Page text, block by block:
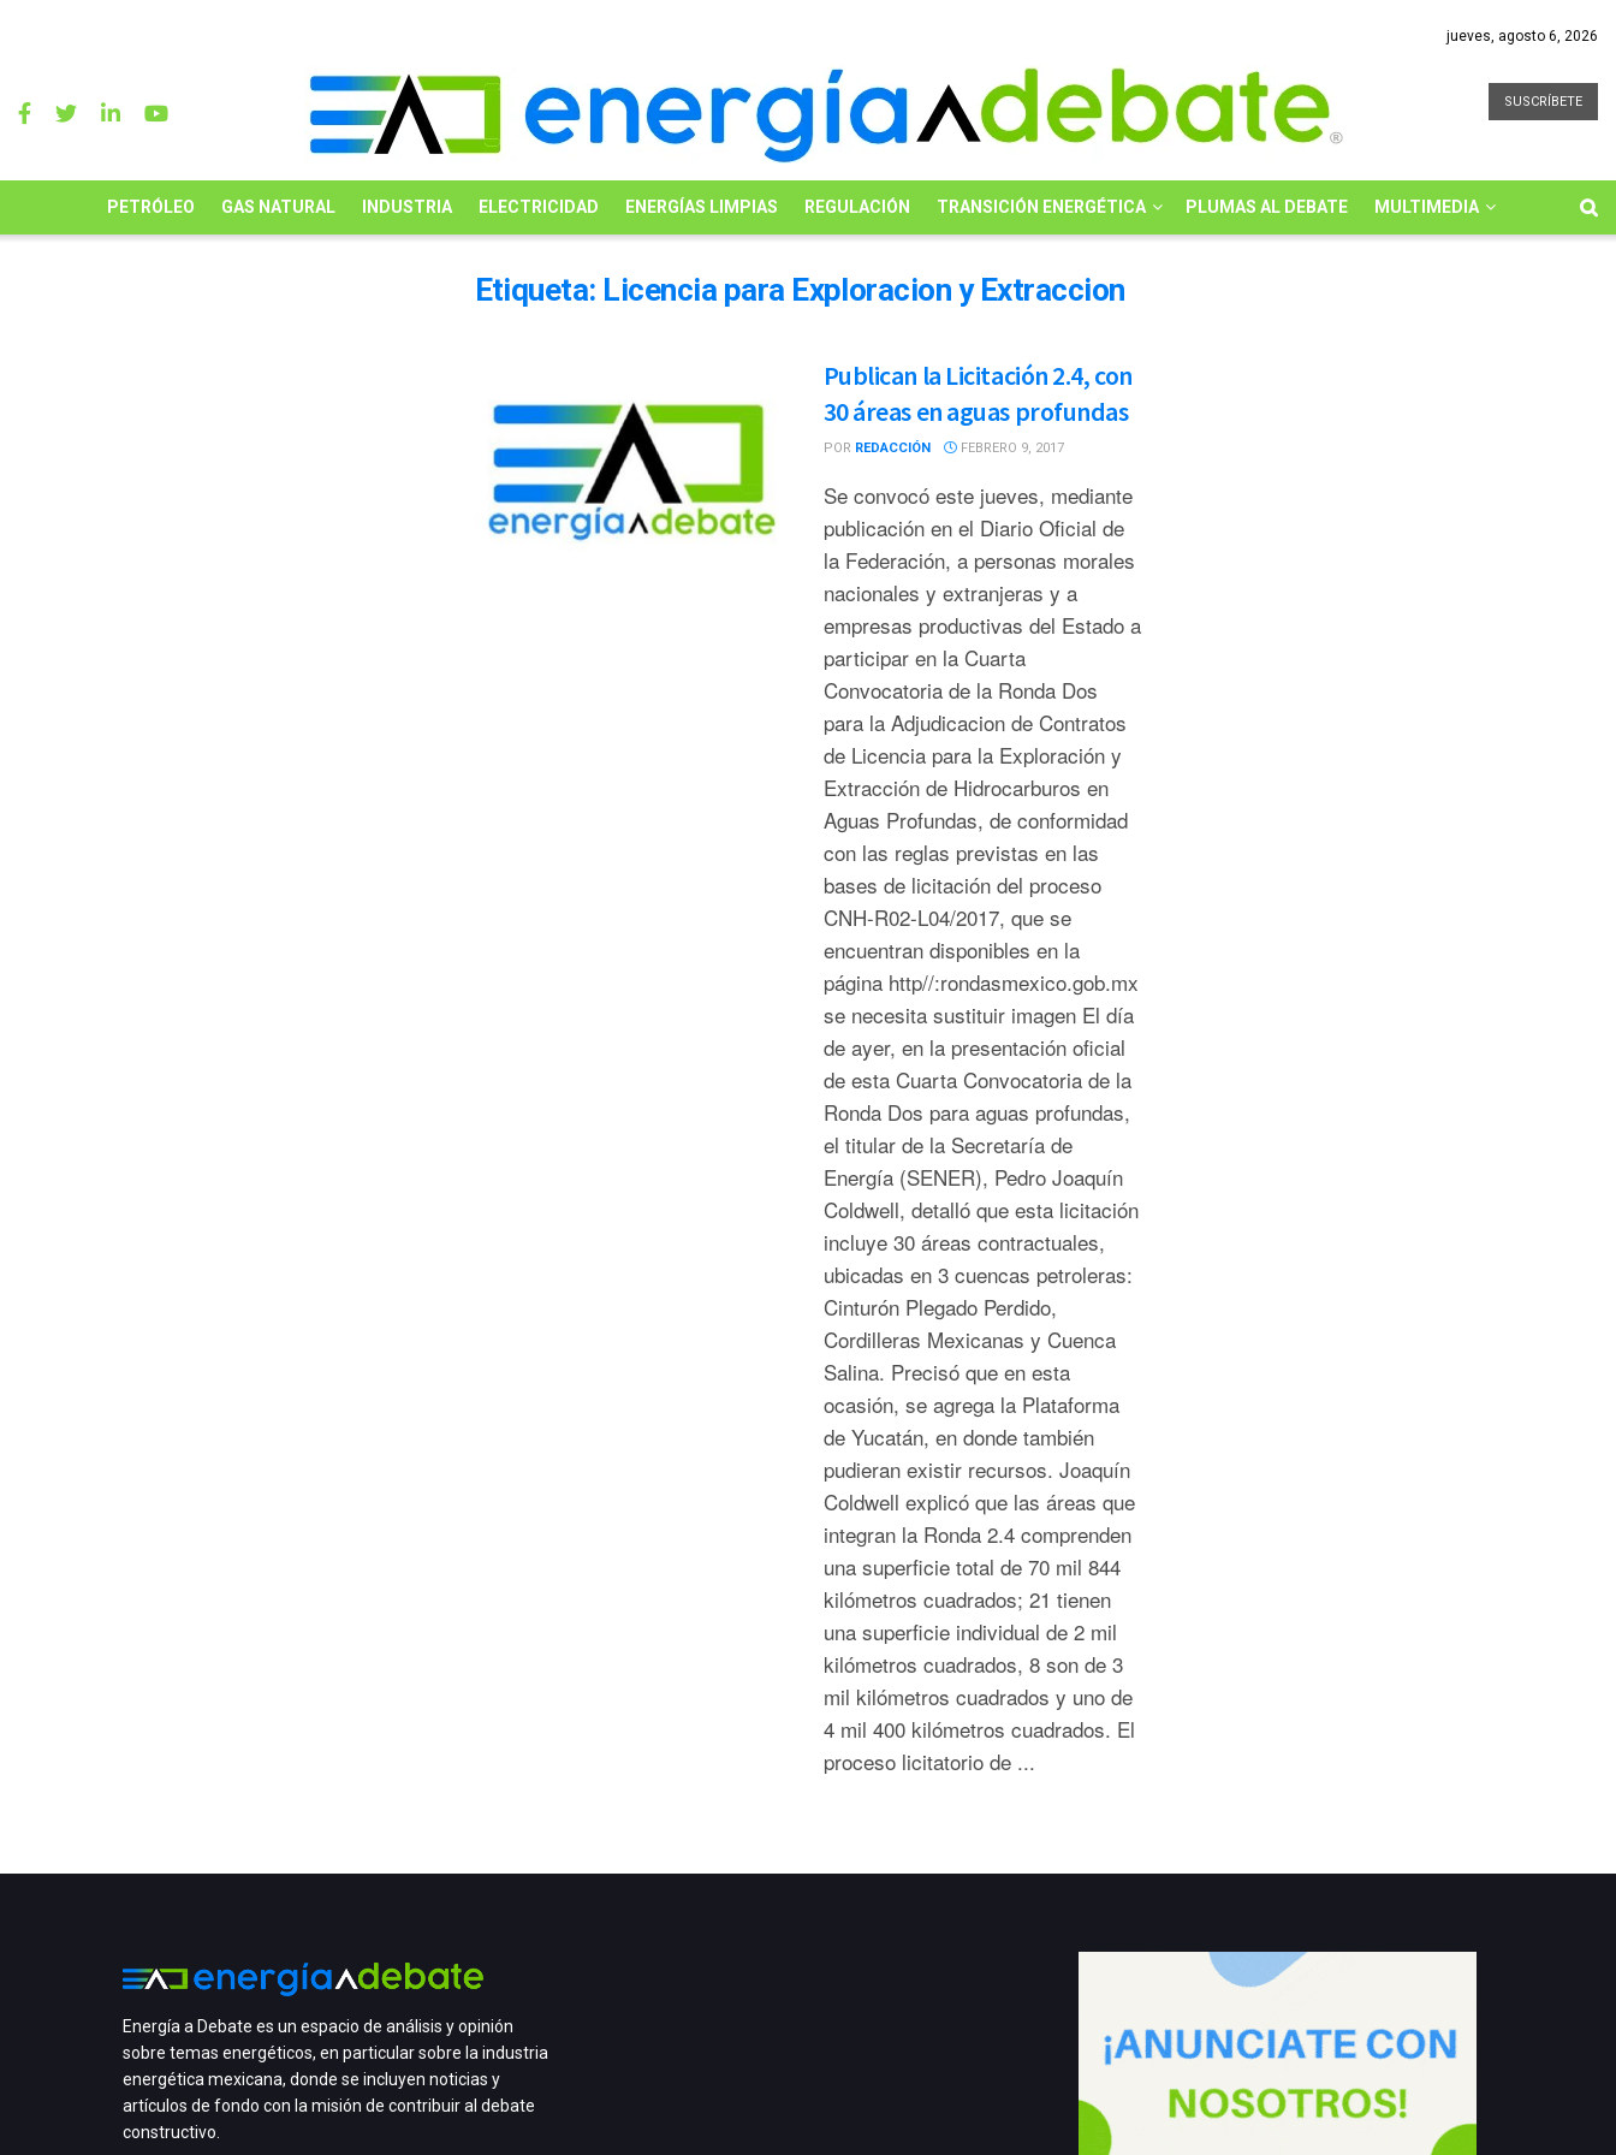
jueves, agosto 6, 2026
SUSCRÍBETE
PETRÓLEO GAS NATURAL INDUSTRIA ELECTRICIDAD ENERGÍAS LIMPIAS REGULACIÓN TRANSICIÓN ENERGÉTICA PLUMAS AL DEBATE MULTIMEDIA
Etiqueta: Licencia para Exploracion y Extraccion
Publican la Licitación 2.4, con
30 áreas en aguas profundas
POR REDACCIÓN FEBRERO 9, 2017
Se convocó este jueves, mediante
publicación en el Diario Oficial de
la Federación, a personas morales
nacionales y extranjeras y a
empresas productivas del Estado a
participar en la Cuarta
Convocatoria de la Ronda Dos
para la Adjudicacion de Contratos
de Licencia para la Exploración y
Extracción de Hidrocarburos en
Aguas Profundas, de conformidad
con las reglas previstas en las
bases de licitación del proceso
CNH-R02-L04/2017, que se
encuentran disponibles en la
página http//:rondasmexico.gob.mx
se necesita sustituir imagen El día
de ayer, en la presentación oficial
de esta Cuarta Convocatoria de la
Ronda Dos para aguas profundas,
el titular de la Secretaría de
Energía (SENER), Pedro Joaquín
Coldwell, detalló que esta licitación
incluye 30 áreas contractuales,
ubicadas en 3 cuencas petroleras:
Cinturón Plegado Perdido,
Cordilleras Mexicanas y Cuenca
Salina. Precisó que en esta
ocasión, se agrega la Plataforma
de Yucatán, en donde también
pudieran existir recursos. Joaquín
Coldwell explicó que las áreas que
integran la Ronda 2.4 comprenden
una superficie total de 70 mil 844
kilómetros cuadrados; 21 tienen
una superficie individual de 2 mil
kilómetros cuadrados, 8 son de 3
mil kilómetros cuadrados y uno de
4 mil 400 kilómetros cuadrados. El
proceso licitatorio de ...
Energía a Debate es un espacio de análisis y opinión
sobre temas energéticos, en particular sobre la industria
energética mexicana, donde se incluyen noticias y
artículos de fondo con la misión de contribuir al debate
constructivo.